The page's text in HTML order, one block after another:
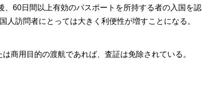
60日間以上有効のパスポートを所持する者の入国を認
訪問者にとっては大きく利便性が増すことになる。
商用目的の渡航であれば、査証は免除されている。